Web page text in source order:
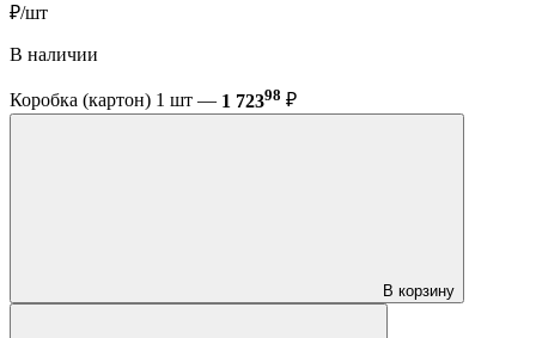
₽/шт
В наличии
Коробка (картон) 1 шт — 1 72398 ₽
В корзину